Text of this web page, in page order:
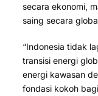
secara ekonomi,
saing secara
“Indonesia tidak
transisi energi
energi kawasan
fondasi kokoh